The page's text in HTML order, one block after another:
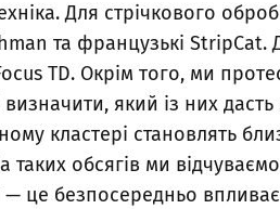
Для стрічкового
та французькі StripCat.
TD. Окрім того, ми
визначити, який із них
кластері становлять
таких обсягів ми
— це безпосередньо